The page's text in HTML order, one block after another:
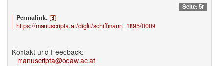
Seite: 5r
Permalink:
https://manuscripta.at/diglit/schiffmann_1895/0009
Kontakt und Feedback:
manuscripta@oeaw.ac.at